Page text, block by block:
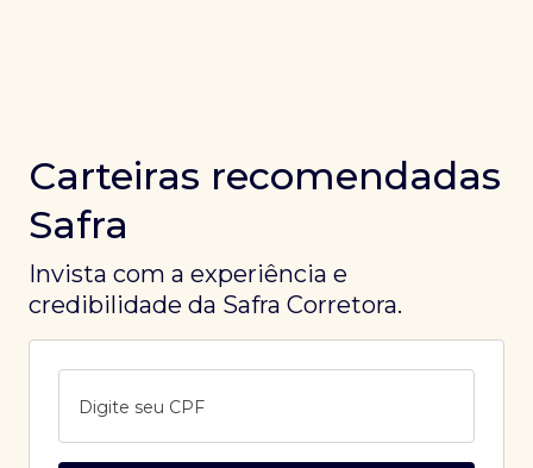
Carteiras recomendadas
Safra
Invista com a experiência e
credibilidade da Safra Corretora.
Digite seu CPF